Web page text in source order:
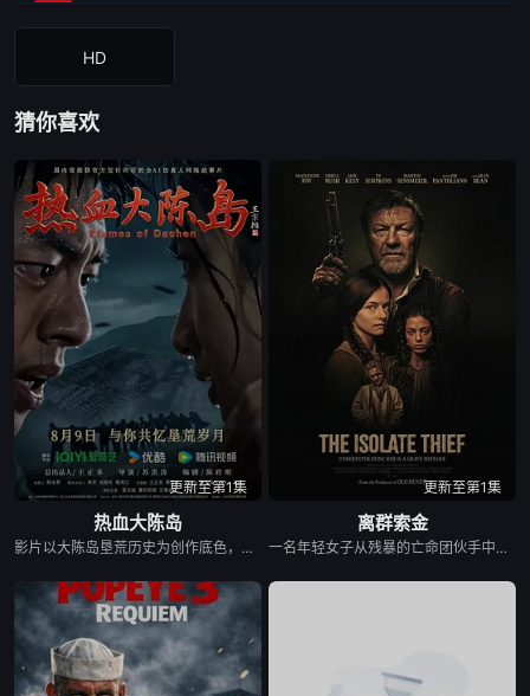
HD
猜你喜欢
更新至第1集
热血大陈岛
影片以大陈岛垦荒历史为创作底色，在尊重历史真实性的前提下，以年轻化、科技化的光影语言活化红色记忆，生动诠释了“艰苦创业、奋发图强、无私奉献、开拓创新”的大陈岛垦荒精神，斩获第五届亚洲国际青年电影展金兰奖“最佳AI影片”等两个奖项。
更新至第1集
离群索金
一名年轻女子从残暴的亡命团伙手中劫走了一批黄金，一路逃到边境荒原深处的偏远哨站暂避。歹徒很快循着踪迹追来，迅速控制了这座孤立无援的据点，将她困在其中。致命凛冬席卷荒原，暴雪封死了所有退路，没有外援也没有退路。女子只能依靠对地形的熟悉和过人的智谋，与一众歹徒周旋博弈。在这片无人援手的荒蛮之地，活下去本身就是一场充斥着狡诈与背叛的危险游戏，而黄金，就是所有人赌上性命的筹码。